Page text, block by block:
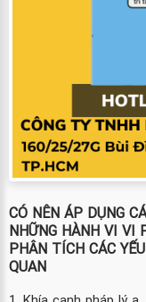
CÓ NÊN ÁP DỤNG
NHỮNG HÀNH VI VI
PHÂN TÍCH CÁC
QUAN